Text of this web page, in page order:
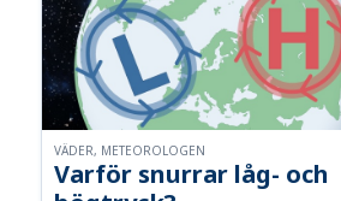
Varför snurrar låg- och
VÄDER, METEOROLOGEN